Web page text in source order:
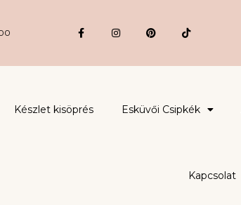
Készlet kisöprés Esküvői Csipkék
Kapcsolat